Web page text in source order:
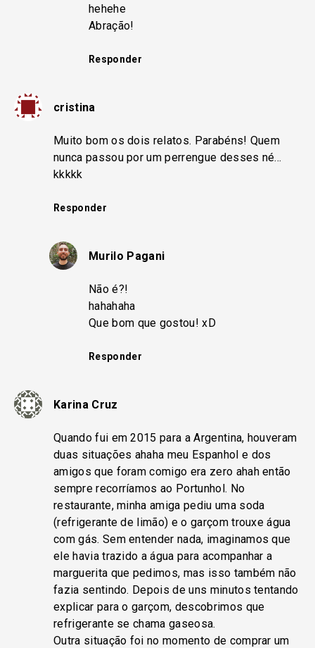
hehehe
Abração!
Responder
cristina
Muito bom os dois relatos. Parabéns! Quem
nunca passou por um perrengue desses né…
kkkkk
Responder
Murilo Pagani
Não é?!
hahahaha
Que bom que gostou! xD
Responder
Karina Cruz
Quando fui em 2015 para a Argentina, houveram
duas situações ahaha meu Espanhol e dos
amigos que foram comigo era zero ahah então
sempre recorríamos ao Portunhol. No
restaurante, minha amiga pediu uma soda
(refrigerante de limão) e o garçom trouxe água
com gás. Sem entender nada, imaginamos que
ele havia trazido a água para acompanhar a
marguerita que pedimos, mas isso também não
fazia sentindo. Depois de uns minutos tentando
explicar para o garçom, descobrimos que
refrigerante se chama gaseosa.
Outra situação foi no momento de comprar um